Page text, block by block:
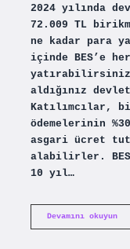
2024 yılında
72.009 TL
ne kadar para
içinde BES’e
aldığınız
Katılımcılar,
ödemelerinin
asgari ücret
alabilirler. BES
10 yıl…
Devamını okuyun